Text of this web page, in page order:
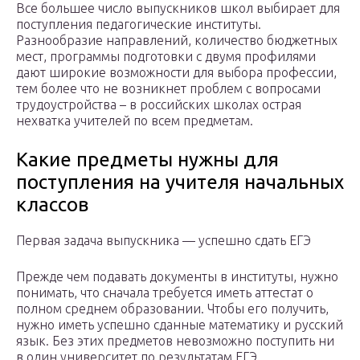
Все большее число выпускников школ выбирает для
поступления педагогические институты.
Разнообразие направлений, количество бюджетных
мест, программы подготовки с двумя профилями
дают широкие возможности для выбора профессии,
тем более что не возникнет проблем с вопросами
трудоустройства – в российских школах острая
нехватка учителей по всем предметам.
Какие предметы нужны для
поступления на учителя начальных
классов
Первая задача выпускника — успешно сдать ЕГЭ
Прежде чем подавать документы в институты, нужно
понимать, что сначала требуется иметь аттестат о
полном среднем образовании. Чтобы его получить,
нужно иметь успешно сданные математику и русский
язык. Без этих предметов невозможно поступить ни
в один университет по результатам ЕГЭ.